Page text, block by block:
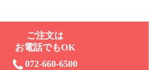
ご注⽂は
お電話でもOK
072-660-6500